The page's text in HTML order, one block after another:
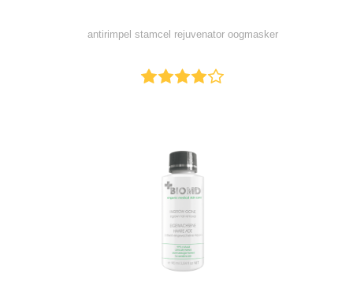
antirimpel stamcel rejuvenator oogmasker